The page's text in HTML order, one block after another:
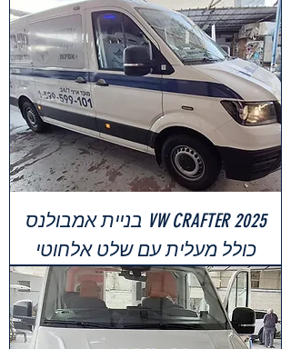
VW CRAFTER 2025 בניית אמבולנס
כולל מעלית עם שלט אלחוטי